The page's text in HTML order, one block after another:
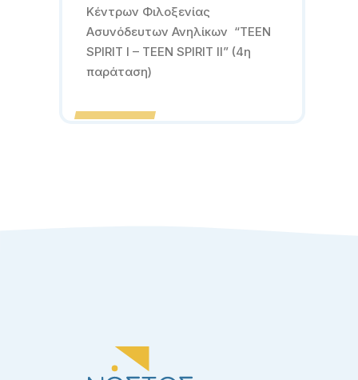
Κέντρων Φιλοξενίας
Ασυνόδευτων Ανηλίκων “TEEN
SPIRIT I – TEEN SPIRIT II” (4η
παράταση)